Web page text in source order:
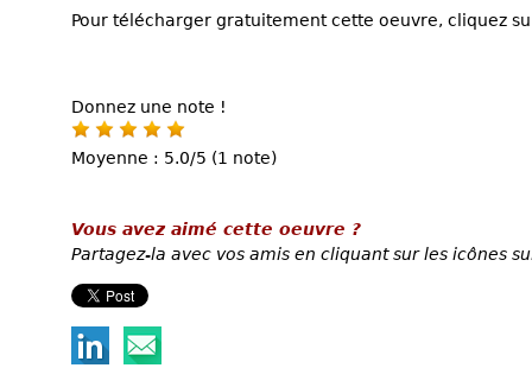
Pour télécharger gratuitement cette oeuvre, cliquez
Donnez une note !
Moyenne : 5.0/5 (1 note)
Vous avez aimé cette oeuvre ?
Partagez-la avec vos amis en cliquant sur les icônes